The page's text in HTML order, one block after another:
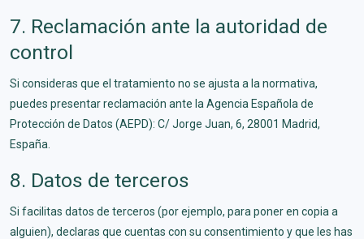
7. Reclamación ante la autoridad de
control
Si consideras que el tratamiento no se ajusta a la normativa,
puedes presentar reclamación ante la Agencia Española de
Protección de Datos (AEPD): C/ Jorge Juan, 6, 28001 Madrid,
España.
8. Datos de terceros
Si facilitas datos de terceros (por ejemplo, para poner en copia a
alguien), declaras que cuentas con su consentimiento y que les has